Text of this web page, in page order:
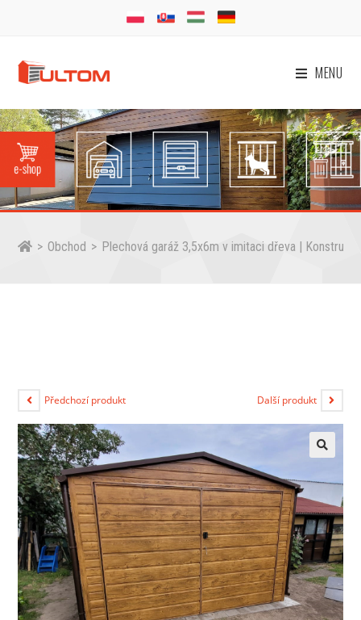
MENU
> Obchod > Plechová garáž 3,5x6m v imitaci dřeva |
Předchozí produkt Další produkt